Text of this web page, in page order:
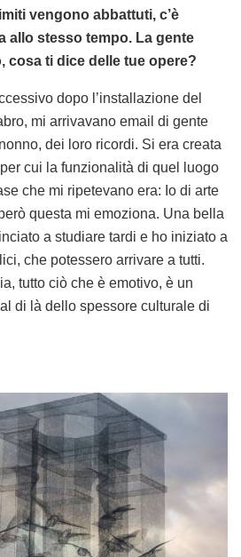
vengono abbattuti, c’è
allo stesso tempo. La gente
cosa ti dice delle tue opere?
dopo l’installazione del
mi arrivavano email di gente
dei loro ricordi. Si era creata
cui la funzionalità di quel luogo
che mi ripetevano era: Io di arte
questa mi emoziona. Una bella
a studiare tardi e ho iniziato a
che potessero arrivare a tutti.
tutto ciò che è emotivo, è un
di là dello spessore culturale di